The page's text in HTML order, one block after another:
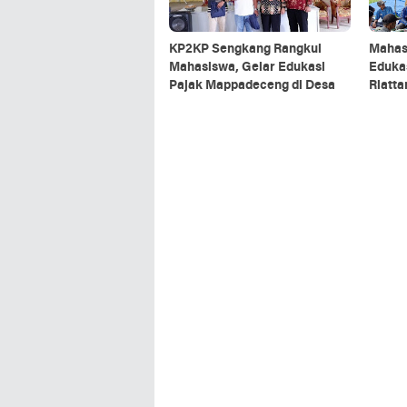
KP2KP Sengkang Rangkul
Mahasiswa, Gelar Edukasi
Pajak Mappadeceng di Desa